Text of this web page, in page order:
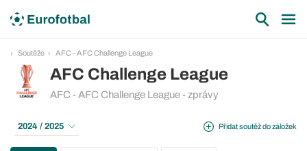
Soutěže AFC - AFC Challenge League
AFC Challenge League
AFC - AFC Challenge League - zprávy
Přidat soutěž do záložek
2024 / 2025